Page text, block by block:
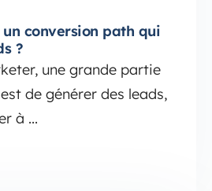
conversion path qui
?
une grande partie
de générer des leads,
à ...